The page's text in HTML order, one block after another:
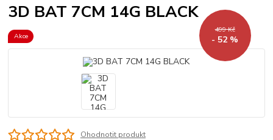
3D BAT 7CM 14G BLACK
Akce
499 Kč
- 52 %
Ohodnotit produkt